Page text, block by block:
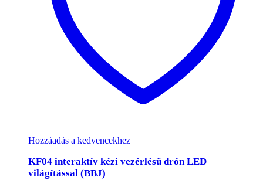
Hozzáadás a kedvencekhez
KF04 interaktív kézi vezérlésű drón LED
világítással (BBJ)